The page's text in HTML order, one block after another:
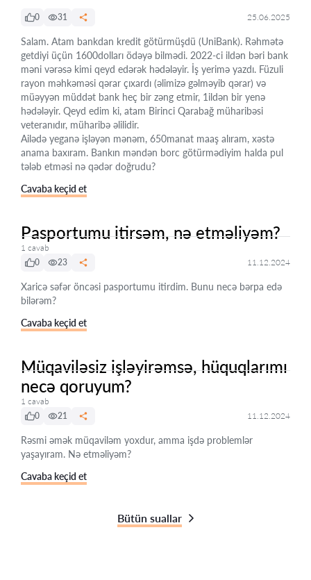
0 31 25.06.2025
Salam. Atam bankdan kredit götürmüşdü (UniBank). Rəhmətə
getdiyi üçün 1600dolları ödəyə bilmədi. 2022-ci ildən bəri bank
məni vərəsə kimi qeyd edərək hədələyir. İş yerimə yazdı. Füzuli
rayon məhkəməsi qərar çıxardı (əlimizə gəlməyib qərar) və
müəyyən müddət bank heç bir zəng etmir, 1ildən bir yenə
hədələyir. Qeyd edim ki, atam Birinci Qarabağ müharibəsi
veteranıdır, müharibə əlilidir.
Ailədə yeganə işləyən mənəm, 650manat maaş alıram, xəstə
anama baxıram. Bankın məndən borc götürmədiyim halda pul
tələb etməsi nə qədər doğrudu?
Cavaba keçid et
Pasportumu itirsəm, nə etməliyəm?
1 cavab
0
23 11.12.2024
Xaricə səfər öncəsi pasportumu itirdim. Bunu necə bərpa edə
bilərəm?
Cavaba keçid et
Müqaviləsiz işləyirəmsə, hüquqlarımı
necə qoruyum?
1 cavab
0
21 11.12.2024
Rəsmi əmək müqaviləm yoxdur, amma işdə problemlər
yaşayıram. Nə etməliyəm?
Cavaba keçid et
Bütün suallar